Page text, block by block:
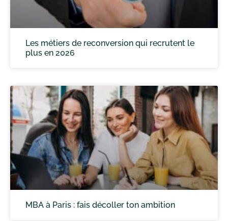
Les métiers de reconversion qui recrutent le
plus en 2026
MBA à Paris : fais décoller ton ambition